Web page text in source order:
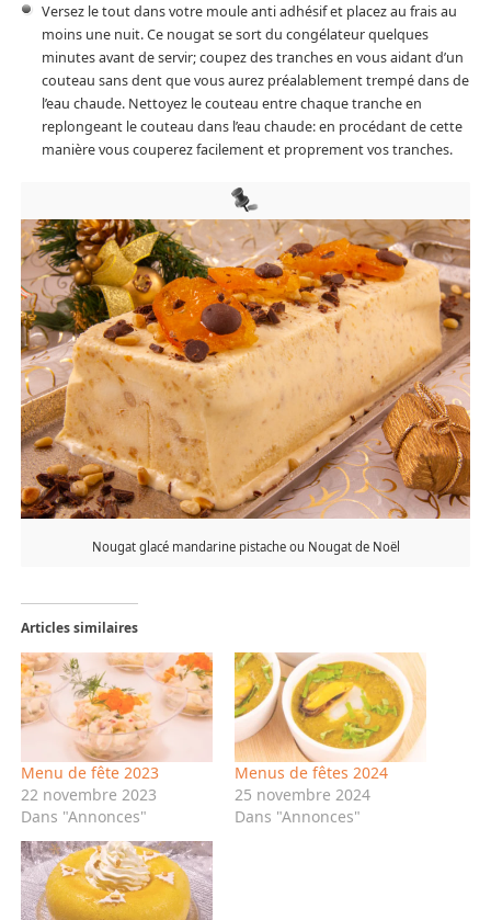
Versez le tout dans votre moule anti adhésif et placez au frais au
moins une nuit. Ce nougat se sort du congélateur quelques
minutes avant de servir; coupez des tranches en vous aidant d’un
couteau sans dent que vous aurez préalablement trempé dans de
l’eau chaude. Nettoyez le couteau entre chaque tranche en
replongeant le couteau dans l’eau chaude: en procédant de cette
manière vous couperez facilement et proprement vos tranches.
Nougat glacé mandarine pistache ou Nougat de Noël
Articles similaires
Menu de fête 2023
22 novembre 2023
Dans "Annonces"
Menus de fêtes 2024
25 novembre 2024
Dans "Annonces"